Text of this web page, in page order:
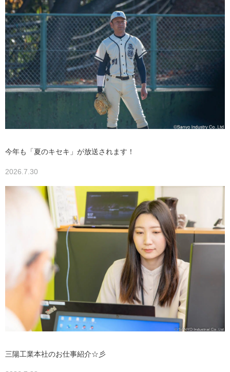
今年も「夏のキセキ」が放送されます！
2026.7.30
三陽工業本社のお仕事紹介☆彡